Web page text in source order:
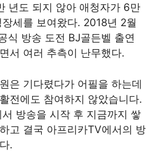
년도 되지 않아 애청자가 6만
세를 보여왔다. 2018년 2월
식 방송 도전 BJ골든벨 출연
서 여러 추측이 난무했다.
은 기다렸다가 어필을 하는데
전에도 참여하지 않았습니다.
방송을 시작 후 지금까지 쌓
고 결국 아프리카TV에서의 방
.